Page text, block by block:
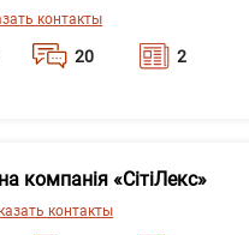
контакты
20 2
компанія «СітіЛекс»
контакты